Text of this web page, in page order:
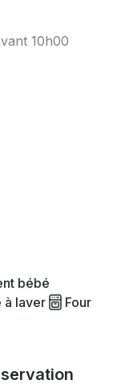
10h00
bébé
à laver
Four